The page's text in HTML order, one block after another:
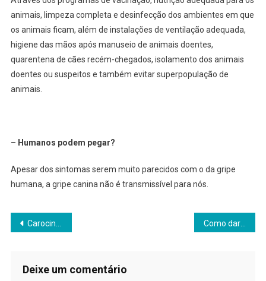
animais, limpeza completa e desinfecção dos ambientes em que
os animais ficam, além de instalações de ventilação adequada,
higiene das mãos após manuseio de animais doentes,
quarentena de cães recém-chegados, isolamento dos animais
doentes ou suspeitos e também evitar superpopulação de
animais.
– Humanos podem pegar?
Apesar dos sintomas serem muito parecidos com o da gripe
humana, a gripe canina não é transmissível para nós.
Navegação
Post
Carocinho na pele do cachorro: o que pode ser?
Deixe um comentário